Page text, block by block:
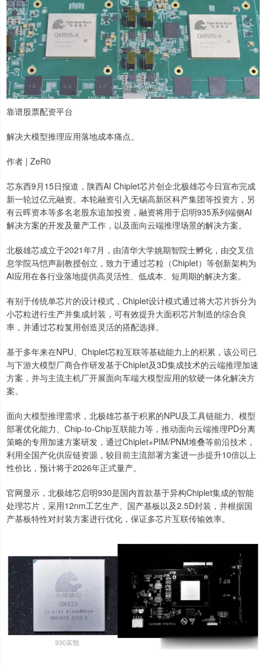
靠谱股票配资平台
解决大模型推理应用落地成本痛点。
作者 | ZeR0
芯东西9月15日报道，陕西AI Chiplet芯片创企北极雄芯今日宣布完成
新一轮过亿元融资。本轮融资引入无锡高新区科产集团等投资方，另
有云晖资本等多名老股东追加投资，融资将用于启明935系列端侧AI
解决方案的开发及量产工作，以及面向云端推理场景的解决方案。
北极雄芯成立于2021年7月，由清华大学姚期智院士孵化，由交叉信
息学院马恺声副教授创立，致力于通过芯粒（Chiplet）等创新架构为
AI应用在各行业落地提供高灵活性、低成本、短周期的解决方案。
有别于传统单芯片的设计模式，Chiplet设计模式通过将大芯片拆分为
小芯粒进行生产并集成封装，可有效提升大面积芯片制造的综合良
率，并通过芯粒复用创造灵活的搭配选择。
基于多年来在NPU、Chiplet芯粒互联等基础能力上的积累，该公司已
与下游大模型厂商合作研发基于Chiplet及3D集成技术的云端推理加速
方案，并与主流主机厂开展面向车端大模型应用的软硬一体化解决方
案。
面向大模型推理需求，北极雄芯基于积累的NPU及工具链能力、模型
部署优化能力、Chip-to-Chip互联能力等，推动面向云端推理PD分离
策略的专用加速方案研发，通过Chiplet+PIM/PNM堆叠等前沿技术，
利用全国产化供应链资源，较目前主流部署方案进一步提升10倍以上
性价比，预计将于2026年正式量产。
官网显示，北极雄芯启明930是国内首款基于异构Chiplet集成的智能
处理芯片，采用12nm工艺生产、国产基板以及2.5D封装，并根据国
产基板特性对封装方案进行优化，保证多芯片互联传输效率。